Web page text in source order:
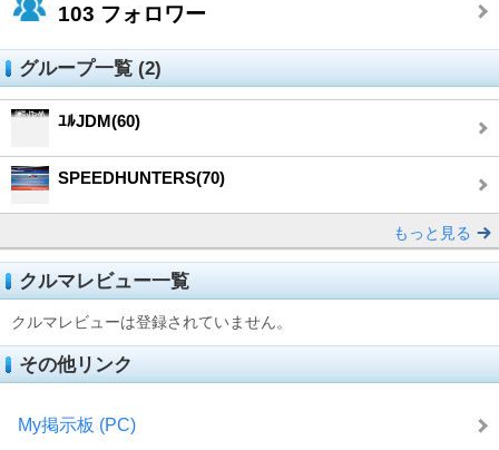
103 フォロワー
グループ一覧 (2)
ﾕﾙJDM(60)
SPEEDHUNTERS(70)
もっと見る
クルマレビュー一覧
クルマレビューは登録されていません。
その他リンク
My掲示板 (PC)